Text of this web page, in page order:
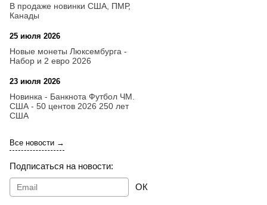
В продаже новинки США, ПМР,
Канады
25 июля 2026
Новые монеты Люксембурга -
Набор и 2 евро 2026
23 июля 2026
Новинка - Банкнота Футбол ЧМ.
США - 50 центов 2026 250 лет
США
Все новости →
Подписаться на новости:
ОК